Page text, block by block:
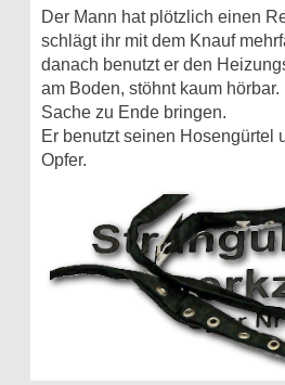
Der Mann hat plötzlich einen
schlägt ihr mit dem Knauf
danach benutzt er den
am Boden, stöhnt kaum
Sache zu Ende bringen.
Er benutzt seinen Hosengürtel
Opfer.